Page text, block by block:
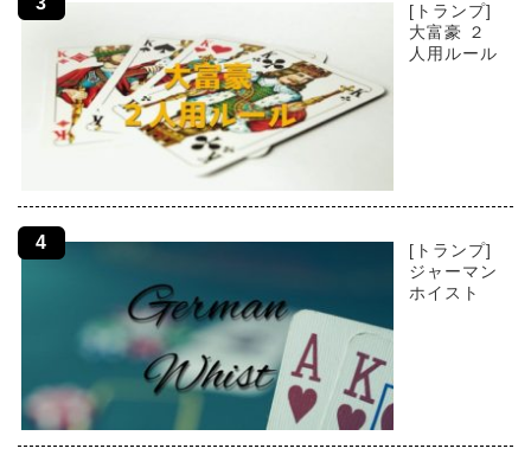
[トランプ]
大富豪 ２
人用ルール
[トランプ]
ジャーマン
ホイスト